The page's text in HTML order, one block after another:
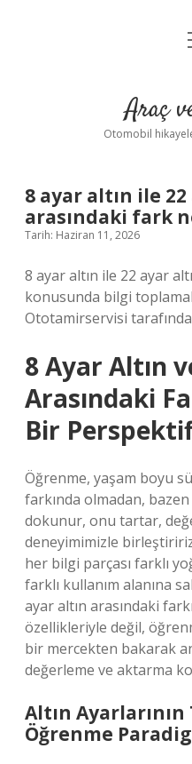
Araç
Otomobil
8 ayar altın ile
arasındaki fark
Tarih: Haziran 11, 2026
8 ayar altın ile 22 ayar
konusunda bilgi
Ototamirservisi
8 Ayar Altın
Arasındaki
Bir
Öğrenme, yaşam boyu
farkında olmadan,
dokunur, onu tartar,
deneyimimizle
her bilgi parçası farklı
farklı kullanım alanına
ayar altın arasındaki
özellikleriyle değil,
bir mercekten bakarak
değerleme ve aktarma
Altın Ayarlarının
Öğrenme